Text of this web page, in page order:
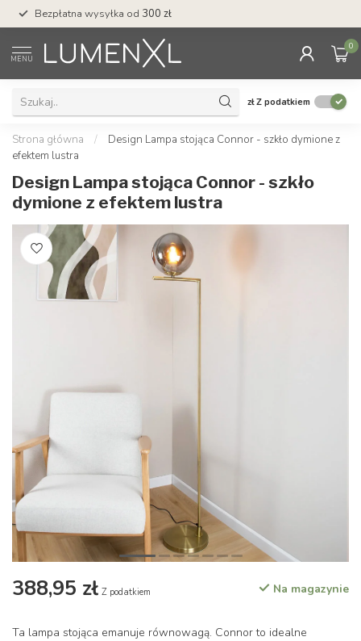
Bezpłatna wysyłka od 300 zł
MENU
0
złZ podatkiem
Strona główna /
Design Lampa stojąca Connor - szkło dymione z
efektem lustra
Design Lampa stojąca Connor - szkło
dymione z efektem lustra
388,95 zł Z podatkiem Na magazynie
Ta lampa stojąca emanuje równowagą. Connor to idealne